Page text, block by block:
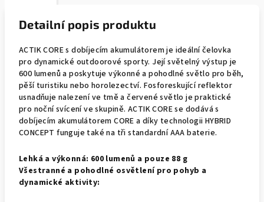
Detailní popis produktu
ACTIK CORE s dobíjecím akumulátorem je ideální čelovka
pro dynamické outdoorové sporty. Její světelný výstup je
600 lumenů a poskytuje výkonné a pohodlné světlo pro běh,
pěší turistiku nebo horolezectví. Fosforeskující reflektor
usnadňuje nalezení ve tmě a červené světlo je praktické
pro noční svícení ve skupině. ACTIK CORE se dodává s
dobíjecím akumulátorem CORE a díky technologii HYBRID
CONCEPT funguje také na tři standardní AAA baterie.
Lehká a výkonná: 600 lumenů a pouze 88 g
Všestranné a pohodlné osvětlení pro pohyb a
dynamické aktivity: